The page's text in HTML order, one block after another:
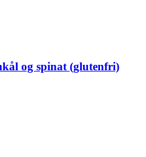
og spinat (glutenfri)